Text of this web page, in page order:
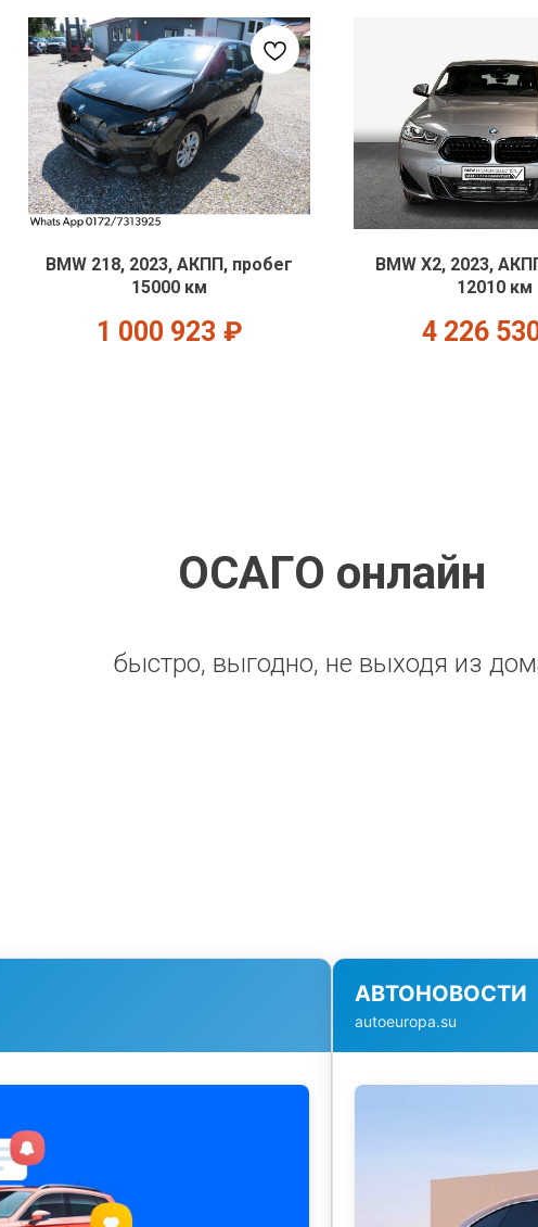
BMW 218, 2023, АКПП, пробег
15000 км
1 000 923 ₽
BMW X2, 2023,
12010 км
4 226
ОСАГО онлайн
быстро, выгодно, не выходя из
АВТОНОВОСТИ
autoeuropa.su